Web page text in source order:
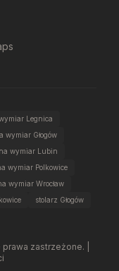
Legnica
wymiar Głogów
wymiar Lubin
wymiar Polkowice
wymiar Wrocław
stolarz Głogów
zastrzeżone. |